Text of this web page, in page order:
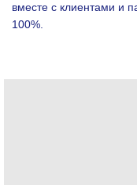
вместе с клиентами и
100%.